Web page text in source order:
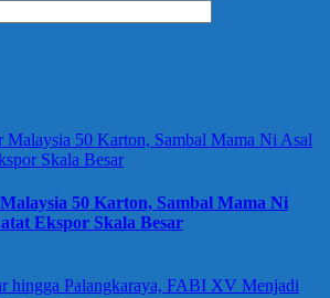
50 Karton, Sambal Mama Ni
Ekspor Skala Besar